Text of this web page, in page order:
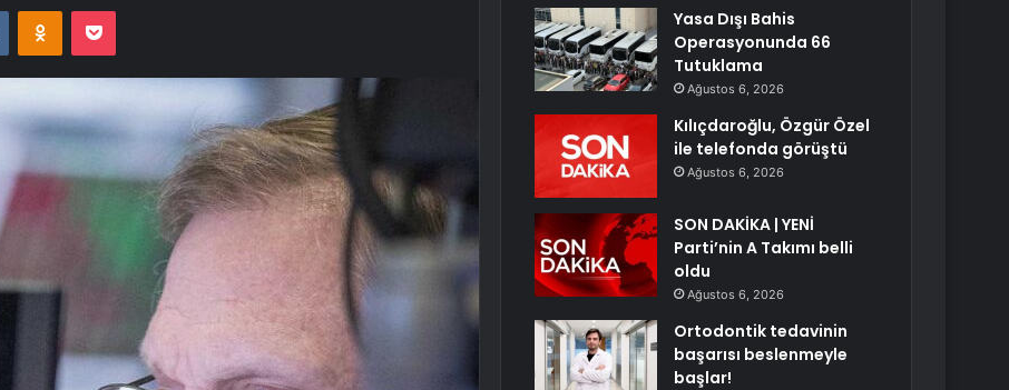
VKontakteOdnoklassniki
Pocket
Yasa Dışı Bahis
Operasyonunda 66
Tutuklama
Ağustos 6, 2026
Kılıçdaroğlu, Özgür Özel
ile telefonda görüştü
Ağustos 6, 2026
SON DAKİKA | YENİ
Parti’nin A Takımı belli
oldu
Ağustos 6, 2026
Ortodontik tedavinin
başarısı beslenmeyle
başlar!